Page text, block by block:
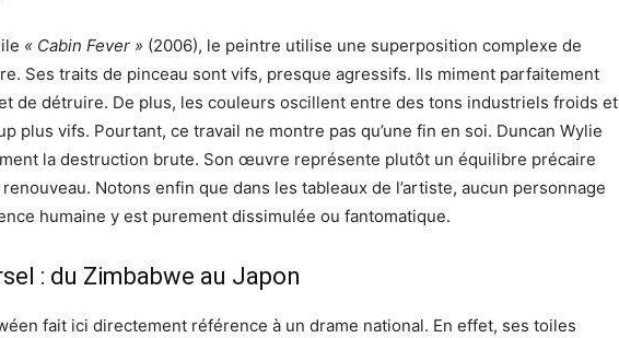
« Cabin Fever » (2006), le peintre utilise une superposition complexe de
Ses traits de pinceau sont vifs, presque agressifs. Ils miment parfaitement
de détruire. De plus, les couleurs oscillent entre des tons industriels froids et
plus vifs. Pourtant, ce travail ne montre pas qu’une fin en soi. Duncan Wylie
la destruction brute. Son œuvre représente plutôt un équilibre précaire
Notons enfin que dans les tableaux de l’artiste, aucun personnage
humaine y est purement dissimulée ou fantomatique.
: du Zimbabwe au Japon
fait ici directement référence à un drame national. En effet, ses toiles